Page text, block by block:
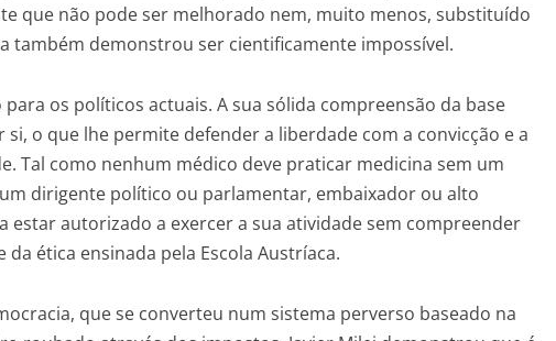
que não pode ser melhorado nem, muito menos, substituído
também demonstrou ser cientificamente impossível.
os políticos actuais. A sua sólida compreensão da base
o que lhe permite defender a liberdade com a convicção e a
Tal como nenhum médico deve praticar medicina sem um
dirigente político ou parlamentar, embaixador ou alto
autorizado a exercer a sua atividade sem compreender
ética ensinada pela Escola Austríaca.
que se converteu num sistema perverso baseado na